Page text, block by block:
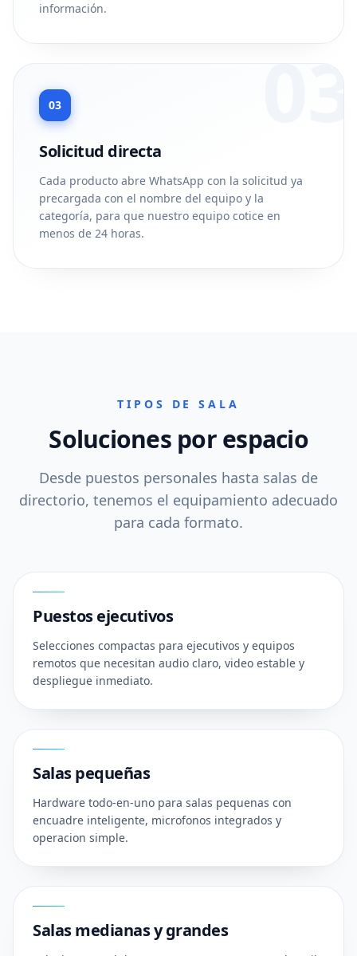
información.
03
03
Solicitud directa
Cada producto abre WhatsApp con la solicitud ya
precargada con el nombre del equipo y la
categoría, para que nuestro equipo cotice en
menos de 24 horas.
TIPOS DE SALA
Soluciones por espacio
Desde puestos personales hasta salas de
directorio, tenemos el equipamiento adecuado
para cada formato.
Puestos ejecutivos
Selecciones compactas para ejecutivos y equipos
remotos que necesitan audio claro, video estable y
despliegue inmediato.
Salas pequeñas
Hardware todo-en-uno para salas pequenas con
encuadre inteligente, microfonos integrados y
operacion simple.
Salas medianas y grandes